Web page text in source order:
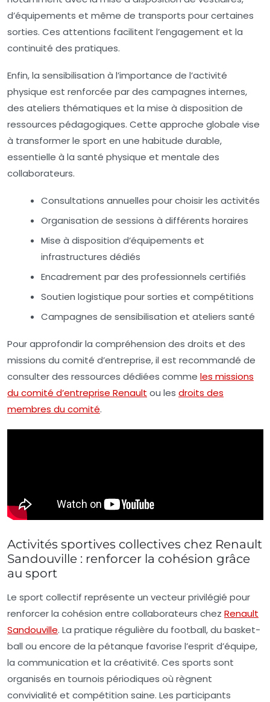
d’équipements et même de transports pour certaines
sorties. Ces attentions facilitent l’engagement et la
continuité des pratiques.
Enfin, la sensibilisation à l’importance de l’activité
physique est renforcée par des campagnes internes,
des ateliers thématiques et la mise à disposition de
ressources pédagogiques. Cette approche globale vise
à transformer le sport en une habitude durable,
essentielle à la santé physique et mentale des
collaborateurs.
Consultations annuelles pour choisir les activités
Organisation de sessions à différents horaires
Mise à disposition d’équipements et
infrastructures dédiés
Encadrement par des professionnels certifiés
Soutien logistique pour sorties et compétitions
Campagnes de sensibilisation et ateliers santé
Pour approfondir la compréhension des droits et des
missions du comité d’entreprise, il est recommandé de
consulter des ressources dédiées comme les missions
du comité d’entreprise Renault ou les droits des
membres du comité.
Activités sportives collectives chez Renault
Sandouville : renforcer la cohésion grâce
au sport
Le sport collectif représente un vecteur privilégié pour
renforcer la cohésion entre collaborateurs chez Renault
Sandouville. La pratique régulière du football, du basket-
ball ou encore de la pétanque favorise l’esprit d’équipe,
la communication et la créativité. Ces sports sont
organisés en tournois périodiques où règnent
convivialité et compétition saine. Les participants